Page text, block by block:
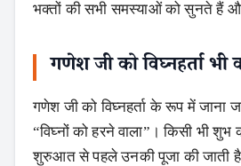
भक्तों की सभी समस्याओं को सुनते हैं
गणेश जीकोविघ्नहर्ताभी
गणेश जी को विघ्नहर्ता के रूप में जाना
“विघ्नों को हरने वाला”। किसी भी शुभ
शुरुआत से पहले उनकी पूजा की जाती है